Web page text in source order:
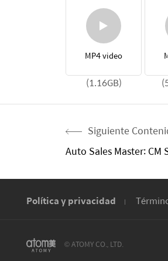
MP4 video
(1.16GB)
Siguiente
Auto Sales Master: CM
Política y privacidad
© ATOMY CO., LTD.